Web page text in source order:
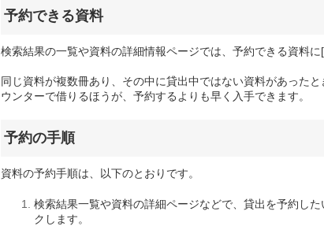
予約できる資料
検索結果の一覧や資料の詳細情報ページでは、予約できる資料に
同じ資料が複数冊あり、その中に貸出中ではない資料があった
ウンターで借りるほうが、予約するよりも早く入手できます。
予約の手順
資料の予約手順は、以下のとおりです。
検索結果一覧や資料の詳細ページなどで、貸出を予約し
クします。